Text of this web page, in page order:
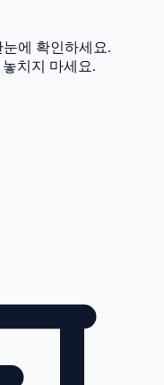
에 확인하세요.
치지 마세요.